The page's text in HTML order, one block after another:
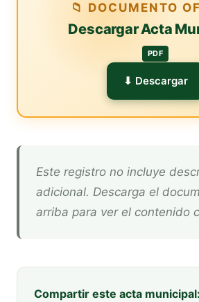
📁 DOCUMENTO
Descargar Acta
PDF
⬇ Descargar
Este registro no incluye descripción
adicional. Descarga el
arriba para ver el contenido
Compartir este acta municipal: